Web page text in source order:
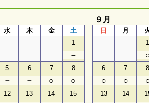
水 木 金
土
1
－
5
－
6
－
7
○
8
○
12 13 14 15
９月
日 月
6
○
7
○
13 14